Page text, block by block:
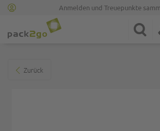
Anmelden und Treuepunkte
Suche
Zurück